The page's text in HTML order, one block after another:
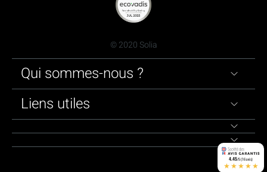
© 2020 Solia
Qui sommes-nous ?
Liens utiles
4.45/5 (16 avis)
★★★★★